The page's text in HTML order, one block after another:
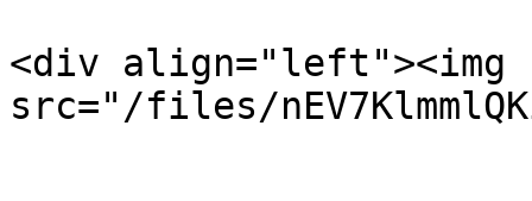
<div align="left"><img